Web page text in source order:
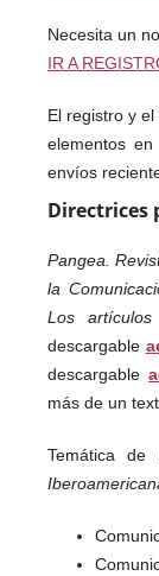
Necesita un
IR A
El registro y
elementos
envíos
Directrices
Pangea.
la
Los artículos
descargable
descargable
más de un
Temática de